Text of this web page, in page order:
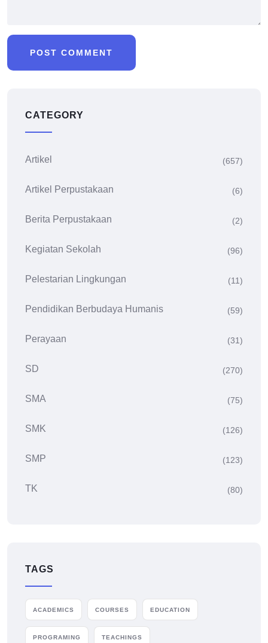
CATEGORY
Artikel (657)
Artikel Perpustakaan (6)
Berita Perpustakaan (2)
Kegiatan Sekolah (96)
Pelestarian Lingkungan (11)
Pendidikan Berbudaya Humanis (59)
Perayaan (31)
SD (270)
SMA (75)
SMK (126)
SMP (123)
TK (80)
TAGS
ACADEMICS COURSES EDUCATION
PROGRAMING TEACHINGS